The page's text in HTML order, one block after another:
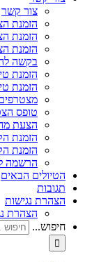
צור קשר
הזמנת
הזמנת
הזמנת
בקשה
הזמנת
הזמנת
טופס
הצעת
הזמנת
הזמנת
הרשמה
הטיולים הבאים
תגובות
הצהרת נגישות
הצהרת
חיפוש...